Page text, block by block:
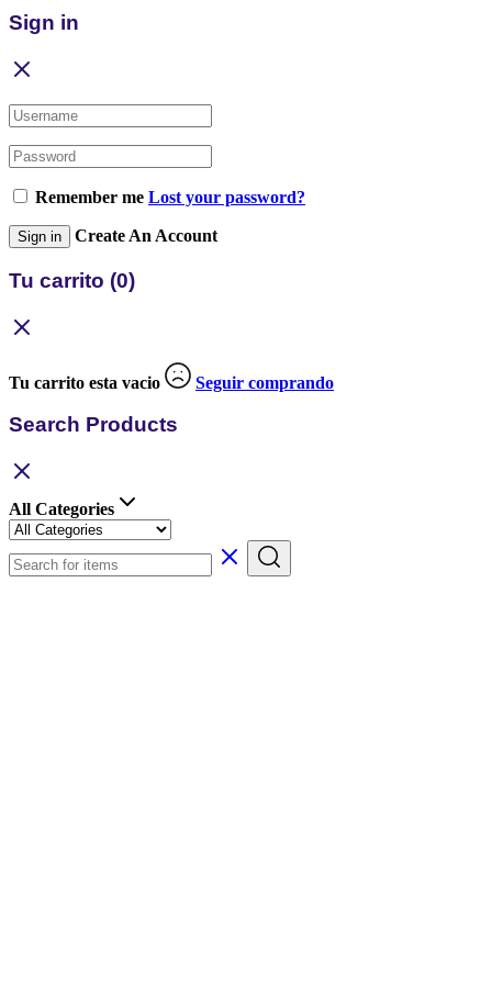
Sign in
Remember me Lost your password?
Sign in Create An Account
Tu carrito (0)
Tu carrito esta vacio Seguir comprando
Search Products
All Categories